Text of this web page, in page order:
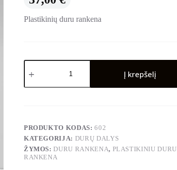
Plastikinių duru rankena
produkto
kiekis:
duru
Į krepšelį
PRODUKTO KODAS:602
KATEGORIJA: DURŲ DALYS
ŽYMOS:DURU RANKENA, PLASTIKINIU DURU
RANKENA